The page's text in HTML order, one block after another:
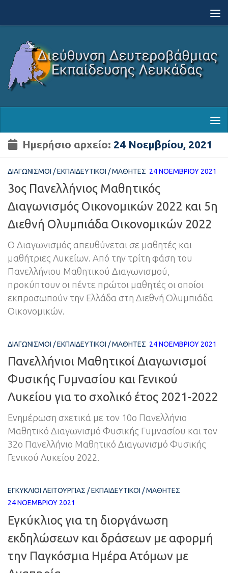
Ημερήσιο αρχείο: 24 Νοεμβρίου, 2021
ΔΙΑΓΩΝΙΣΜΟΊ /ΕΚΠΑΙΔΕΥΤΙΚΟΊ /ΜΑΘΗΤΈΣ 24 ΝΟΕΜΒΡΊΟΥ 2021
3ος Πανελλήνιος Μαθητικός
Διαγωνισμός Οικονομικών 2022 και 5η
Διεθνή Ολυμπιάδα Οικονομικών 2022
Ο Διαγωνισμός απευθύνεται σε μαθητές και
μαθήτριες Λυκείων. Από την τρίτη φάση του
Πανελλήνιου Μαθητικού Διαγωνισμού,
προκύπτουν οι πέντε πρώτοι μαθητές οι οποίοι
εκπροσωπούν την Ελλάδα στη Διεθνή Ολυμπιάδα
Οικονομικών.
ΔΙΑΓΩΝΙΣΜΟΊ /ΕΚΠΑΙΔΕΥΤΙΚΟΊ /ΜΑΘΗΤΈΣ 24 ΝΟΕΜΒΡΊΟΥ 2021
Πανελλήνιοι Μαθητικοί Διαγωνισμοί
Φυσικής Γυμνασίου και Γενικού
Λυκείου για το σχολικό έτος 2021-2022
Ενημέρωση σχετικά με τον 10ο Πανελλήνιο
Μαθητικό Διαγωνισμό Φυσικής Γυμνασίου και τον
32ο Πανελλήνιο Μαθητικό Διαγωνισμό Φυσικής
Γενικού Λυκείου 2022.
ΕΓΚΎΚΛΙΟΙ ΛΕΙΤΟΥΡΓΊΑΣ /ΕΚΠΑΙΔΕΥΤΙΚΟΊ /ΜΑΘΗΤΈΣ
24 ΝΟΕΜΒΡΊΟΥ 2021
Εγκύκλιος για τη διοργάνωση
εκδηλώσεων και δράσεων με αφορμή
την Παγκόσμια Ημέρα Ατόμων με